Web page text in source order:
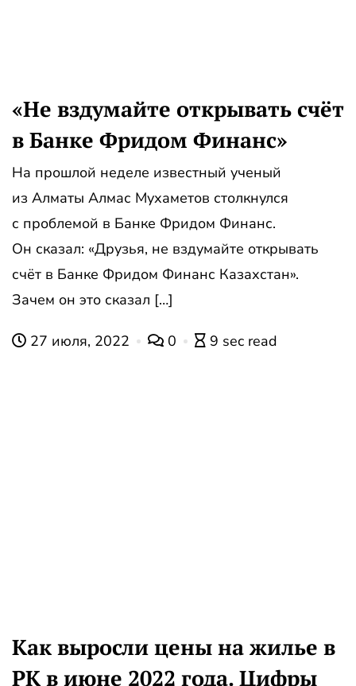
«Не вздумайте открывать счёт
в Банке Фридом Финанс»
На прошлой неделе известный ученый
из Алматы Алмас Мухаметов столкнулся
с проблемой в Банке Фридом Финанс.
Он сказал: «Друзья, не вздумайте открывать
счёт в Банке Фридом Финанс Казахстан».
Зачем он это сказал […]
27 июля, 2022 0 9 sec read
Как выросли цены на жилье в
РК в июне 2022 года. Цифры